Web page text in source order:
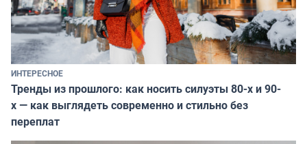
ИНТЕРЕСНОЕ
Тренды из прошлого: как носить силуэты 80-х и 90-
х — как выглядеть современно и стильно без
переплат